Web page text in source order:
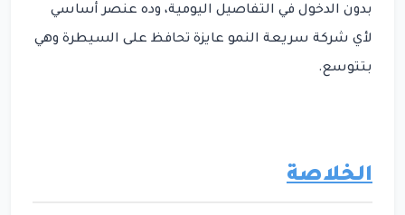
بدون الدخول في التفاصيل اليومية، وده عنصر أساسي
لأي شركة سريعة النمو عايزة تحافظ على السيطرة وهي
بتتوسع.
الخلاصة